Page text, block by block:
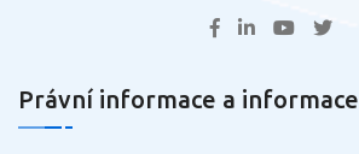
Právní informace a informace